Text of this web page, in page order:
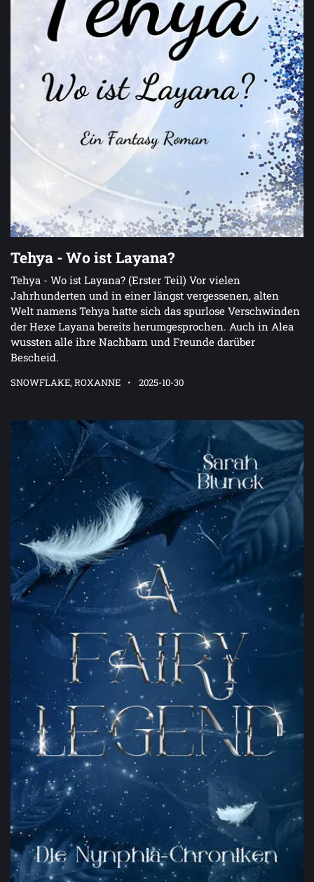
Tehya - Wo ist Layana?
Tehya - Wo ist Layana? (Erster Teil) Vor vielen
Jahrhunderten und in einer längst vergessenen, alten
Welt namens Tehya hatte sich das spurlose Verschwinden
der Hexe Layana bereits herumgesprochen. Auch in Alea
wussten alle ihre Nachbarn und Freunde darüber
Bescheid.
SNOWFLAKE, ROXANNE 2025-10-30